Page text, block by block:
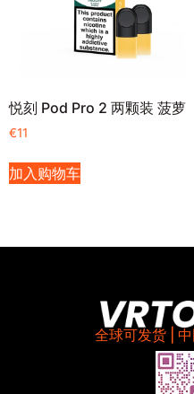
悦刻 Pod Pro 2 两颗装 菠萝
€11
加入购物车
全球可发货 |